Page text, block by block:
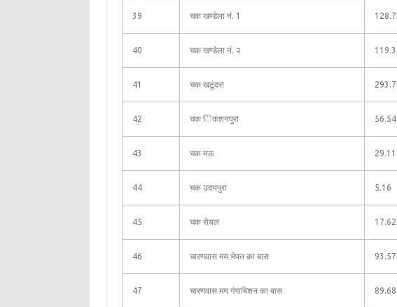
39 चक खण्डेला नं. 1
40 चक खण्डेला नं. २
41 चक खटूंदरा
42 चक ेिकशनपुरा 56.54
43 चक मऊ 29.11
44 चक उदयपुरा 5.16
45 चक रोयल 17.62
46 चारणवास मय भेपत का बास 93.57
47 चारणवास मय गंगाबिशन का बास 89.68